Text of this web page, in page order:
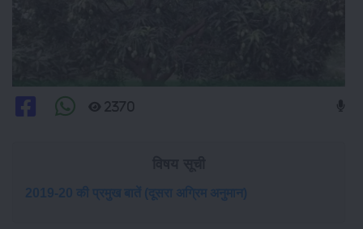
2370
2019-20 की प्रमुख बातें (दूसरा अग्रिम अनुमान)